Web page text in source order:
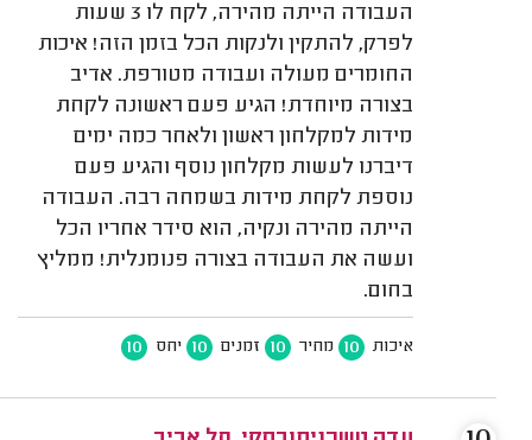
העבודה הייתה מהירה, לקח לו 3 שעות
לפרק, להתקין ולנקות הכל בזמן הזה! איכות
החומרים מעולה ועבודה מטורפת. אדיב
בצורה מיוחדת! הגיע פעם ראשונה לקחת
מידות למקלחון ראשון ולאחר כמה ימים
דיברנו לעשות מקלחון נוסף והגיע פעם
נוספת לקחת מידות בשמחה רבה. העבודה
הייתה מהירה ונקיה, הוא סידר אחריו הכל
ועשה את העבודה בצורה פנומנלית! ממליץ
בחום.
איכות 10 מחיר 10 זמנים 10 יחס 10